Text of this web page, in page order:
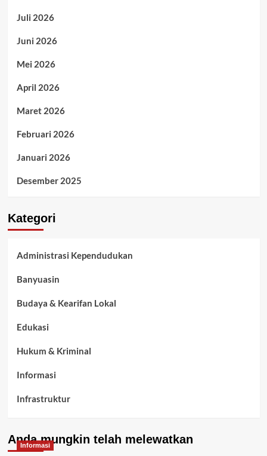
Juli 2026
Juni 2026
Mei 2026
April 2026
Maret 2026
Februari 2026
Januari 2026
Desember 2025
Kategori
Administrasi Kependudukan
Banyuasin
Budaya & Kearifan Lokal
Edukasi
Hukum & Kriminal
Informasi
Infrastruktur
Kepegawaian & ASN Banyuasin
Anda mungkin telah melewatkan
Informasi